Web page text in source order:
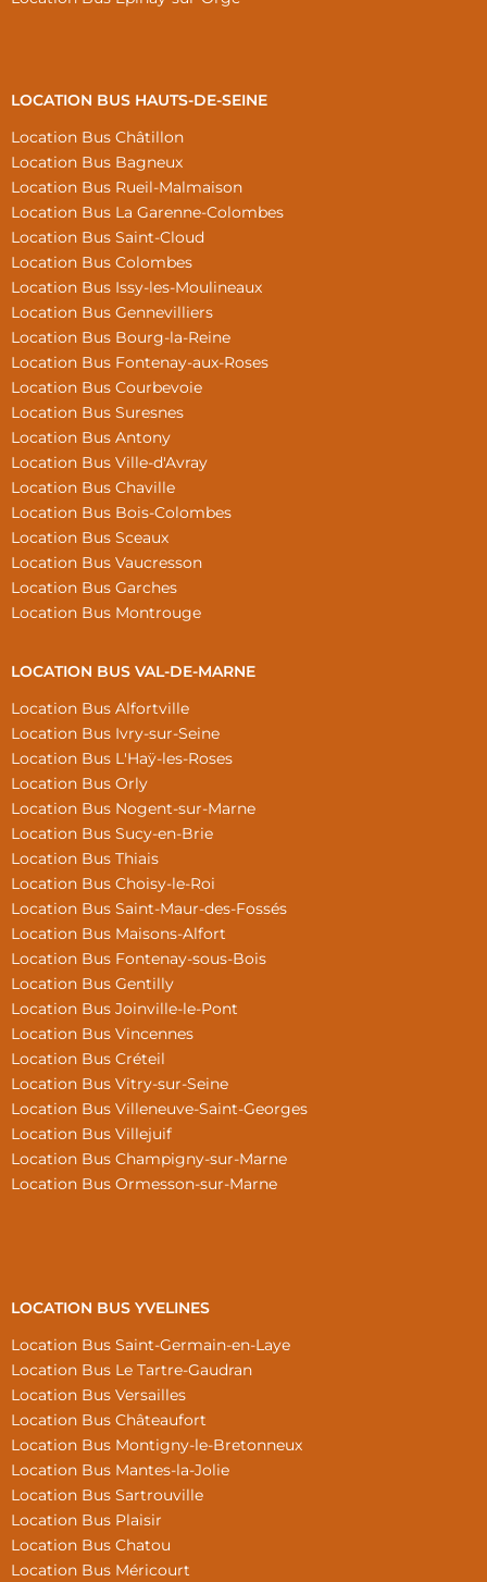
LOCATION BUS HAUTS-DE-SEINE
Location Bus Châtillon
Location Bus Bagneux
Location Bus Rueil-Malmaison
Location Bus La Garenne-Colombes
Location Bus Saint-Cloud
Location Bus Colombes
Location Bus Issy-les-Moulineaux
Location Bus Gennevilliers
Location Bus Bourg-la-Reine
Location Bus Fontenay-aux-Roses
Location Bus Courbevoie
Location Bus Suresnes
Location Bus Antony
Location Bus Ville-d'Avray
Location Bus Chaville
Location Bus Bois-Colombes
Location Bus Sceaux
Location Bus Vaucresson
Location Bus Garches
Location Bus Montrouge
LOCATION BUS VAL-DE-MARNE
Location Bus Alfortville
Location Bus Ivry-sur-Seine
Location Bus L'Haÿ-les-Roses
Location Bus Orly
Location Bus Nogent-sur-Marne
Location Bus Sucy-en-Brie
Location Bus Thiais
Location Bus Choisy-le-Roi
Location Bus Saint-Maur-des-Fossés
Location Bus Maisons-Alfort
Location Bus Fontenay-sous-Bois
Location Bus Gentilly
Location Bus Joinville-le-Pont
Location Bus Vincennes
Location Bus Créteil
Location Bus Vitry-sur-Seine
Location Bus Villeneuve-Saint-Georges
Location Bus Villejuif
Location Bus Champigny-sur-Marne
Location Bus Ormesson-sur-Marne
LOCATION BUS YVELINES
Location Bus Saint-Germain-en-Laye
Location Bus Le Tartre-Gaudran
Location Bus Versailles
Location Bus Châteaufort
Location Bus Montigny-le-Bretonneux
Location Bus Mantes-la-Jolie
Location Bus Sartrouville
Location Bus Plaisir
Location Bus Chatou
Location Bus Méricourt